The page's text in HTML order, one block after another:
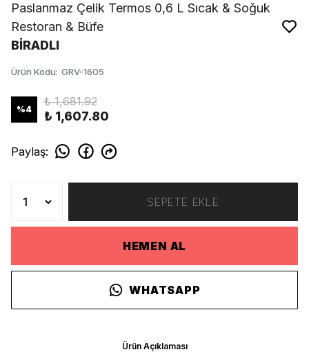
Paslanmaz Çelik Termos 0,6 L Sıcak & Soğuk
Restoran & Büfe
BİRADLI
Ürün Kodu: GRV-1605
%4
₺ 1,681.92
₺ 1,607.80
Paylaş:
SEPETE EKLE
HEMEN AL
WHATSAPP
Ürün Açıklaması